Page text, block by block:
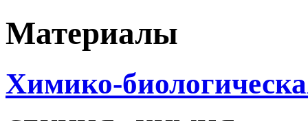
Материалы
Химико-